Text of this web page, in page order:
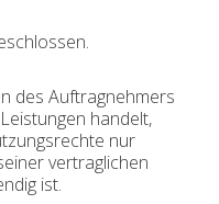
des Auftragnehmers
handelt,
nur
vertraglichen
ist.